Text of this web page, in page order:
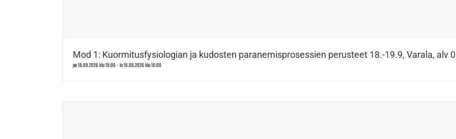
Mod 1: Kuormitusfysiologian ja kudosten paranemisprosessien perusteet 18.-19.9, Varala, alv
pe 18.09.2026 klo 10:00-la 19.09.2026 klo 16:00